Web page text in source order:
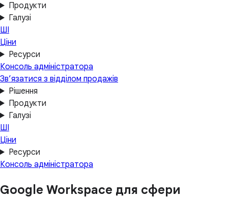
Продукти
Галузі
ШІ
Ціни
Ресурси
Консоль адміністратора
Зв’язатися з відділом продажів
Рішення
Продукти
Галузі
ШІ
Ціни
Ресурси
Консоль адміністратора
Google Workspace для сфери